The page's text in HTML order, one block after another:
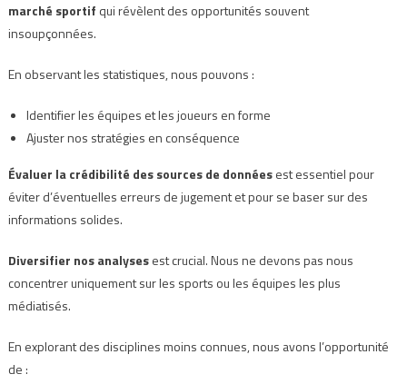
marché sportif qui révèlent des opportunités souvent
insoupçonnées.
En observant les statistiques, nous pouvons :
Identifier les équipes et les joueurs en forme
Ajuster nos stratégies en conséquence
Évaluer la crédibilité des sources de donnéesest essentiel pour
éviter d’éventuelles erreurs de jugement et pour se baser sur des
informations solides.
Diversifier nos analysesest crucial. Nous ne devons pas nous
concentrer uniquement sur les sports ou les équipes les plus
médiatisés.
En explorant des disciplines moins connues, nous avons l’opportunité
de :